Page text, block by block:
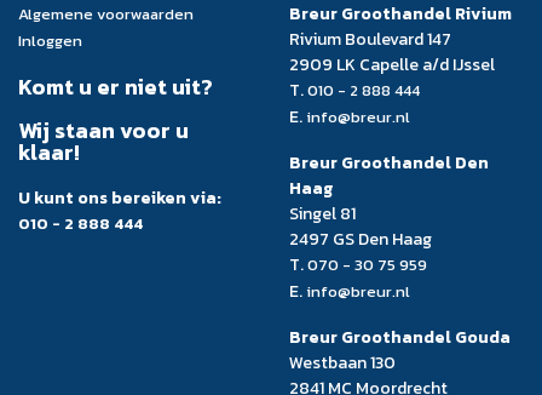
Algemene voorwaarden
Inloggen
Komt u er niet uit?
Wij staan voor u
klaar!
U kunt ons bereiken via:
010 - 2 888 444
Breur Groothandel Rivium
Rivium Boulevard 147
2909 LK Capelle a/d IJssel
T.010 - 2 888 444
E. info@breur.nl
Breur Groothandel Den
Haag
Singel 81
2497 GS Den Haag
T.070 - 30 75 959
E. info@breur.nl
Breur Groothandel Gouda
Westbaan 130
2841 MC Moordrecht